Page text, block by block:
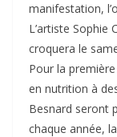
manifestation,
L’artiste Sophie
croquera le
Pour la
en nutrition à
Besnard seront
chaque année,